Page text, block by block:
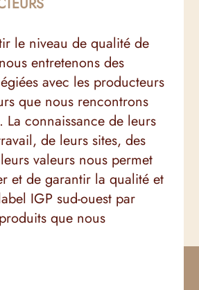
le niveau de qualité de
entretenons des
avec les producteurs
que nous rencontrons
La connaissance de leurs
de leurs sites, des
valeurs nous permet
et de garantir la qualité et
IGP sud-ouest par
que nous